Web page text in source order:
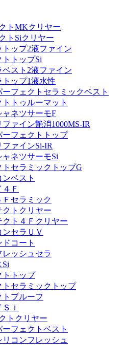
トMKクリヤー
トSiクリヤー
トップ2液ファイン
トップSi
ベスト2液ファイン
トップ1液水性
ーフェクトセラミックベスト
トゥルーマット
ャネツサーモF
ァイン艶消1000MS-IR
ーフェクトトップ
ァインSi-IR
ャネツサーモSi
トセラミックトップG
ベスト
Ｆ
Ｆセラミック
クトクリヤー
クト４Ｆクリヤー
セラＵＶ
コート
レッシュセラ
Si
トトップ
トセラミックトップ
プルーフ
ｉ
トクリヤー
フェクトベスト
コンフレッシュ